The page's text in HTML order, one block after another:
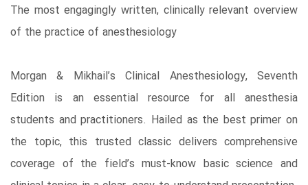
The most engagingly written, clinically relevant overview
of the practice of anesthesiology
Morgan & Mikhail’s Clinical Anesthesiology, Seventh
Edition is an essential resource for all anesthesia
students and practitioners. Hailed as the best primer on
the topic, this trusted classic delivers comprehensive
coverage of the field’s must-know basic science and